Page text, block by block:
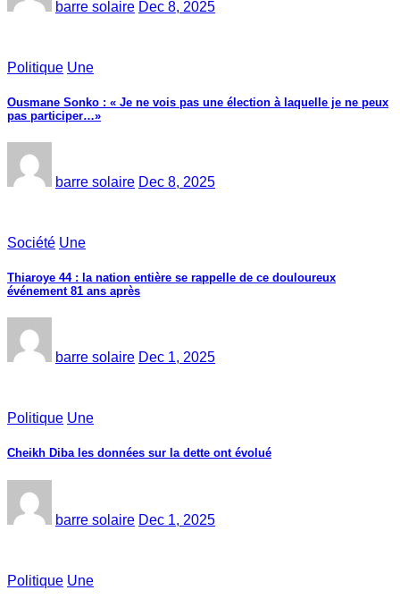
barre solaire Dec 8, 2025
Politique Une
Ousmane Sonko : « Je ne vois pas une élection à laquelle je ne peux
pas participer…»
barre solaire Dec 8, 2025
Société Une
Thiaroye 44 : la nation entière se rappelle de ce douloureux
événement 81 ans après
barre solaire Dec 1, 2025
Politique Une
Cheikh Diba les données sur la dette ont évolué
barre solaire Dec 1, 2025
Politique Une